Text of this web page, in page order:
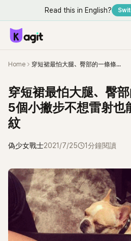
Read this in English?
Home 穿短裙最怕大腿、臀部的一條條白痕！5個小撇步不想雷射也能淡化惱人肥胖紋
穿短裙最怕大腿、臀部
5個小撇步不想雷射也
紋
偽少女戰士2021/7/25 1分鐘閱讀